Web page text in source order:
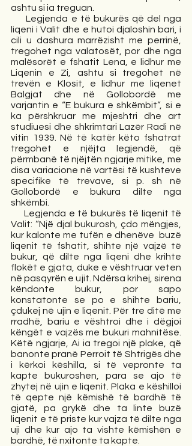
ashtu si ia treguan.
     Legjenda e të bukurës që del nga
liqeni i Valit dhe e hutoi djaloshin bari, i
cili u dashura marrëzisht me perrinë,
tregohet nga valatosët, por dhe nga
malësorët e fshatit Lena, e lidhur me
Liqenin e Zi, ashtu si tregohet në
trevën e Klosit, e lidhur me liqenet
Balgjat dhe në Gollobordë me
varjantin e “E bukura e shkëmbit”, si e
ka përshkruar me mjeshtri dhe art
studiuesi dhe shkrimtari Lazër Radi në
vitin 1939. Në të katër këto fshatrat
tregohet e njëjta legjendë, që
përmbanë të njëjtën ngjarje mitike, me
disa variacione në vartësi të kushteve
specifike të trevave, si p. sh në
Gollobordë e bukura dilte nga
shkëmbi.
Legjenda e të bukurës të liqenit të
Valit: “Një djal bukurosh, çdo mëngjes,
kur kalonte me tufën e dhenëve  buzë
liqenit të fshatit, shihte një vajzë të
bukur, që dilte nga liqeni dhe krihte
flokët e gjata, duke e vështruar veten
në pasqyrën e ujit. Ndërsa krihej, sirena
këndonte bukur, por sapo
konstatonte se po e shihte bariu,
çdukej në ujin e liqenit. Për tre ditë me
rradhë, bariu e vështroi dhe i dëgjoi
këngët e vajzës me bukuri mahnitëse.
Këtë ngjarje, Ai ia tregoi një plake, që
banonte pranë Perroit të Shtrigës dhe
i kërkoi këshilla, si të vepronte ta
kapte bukuroshen, para se ajo të
zhytej në ujin e liqenit. Plaka e këshilloi
të qepte një këmishë të bardhë të
gjatë, pa grykë dhe ta linte buzë
liqenit e të priste kur vajza të dilte nga
uji dhe kur ajo ta vishte këmishën e
bardhë, të nxitonte ta kapte.